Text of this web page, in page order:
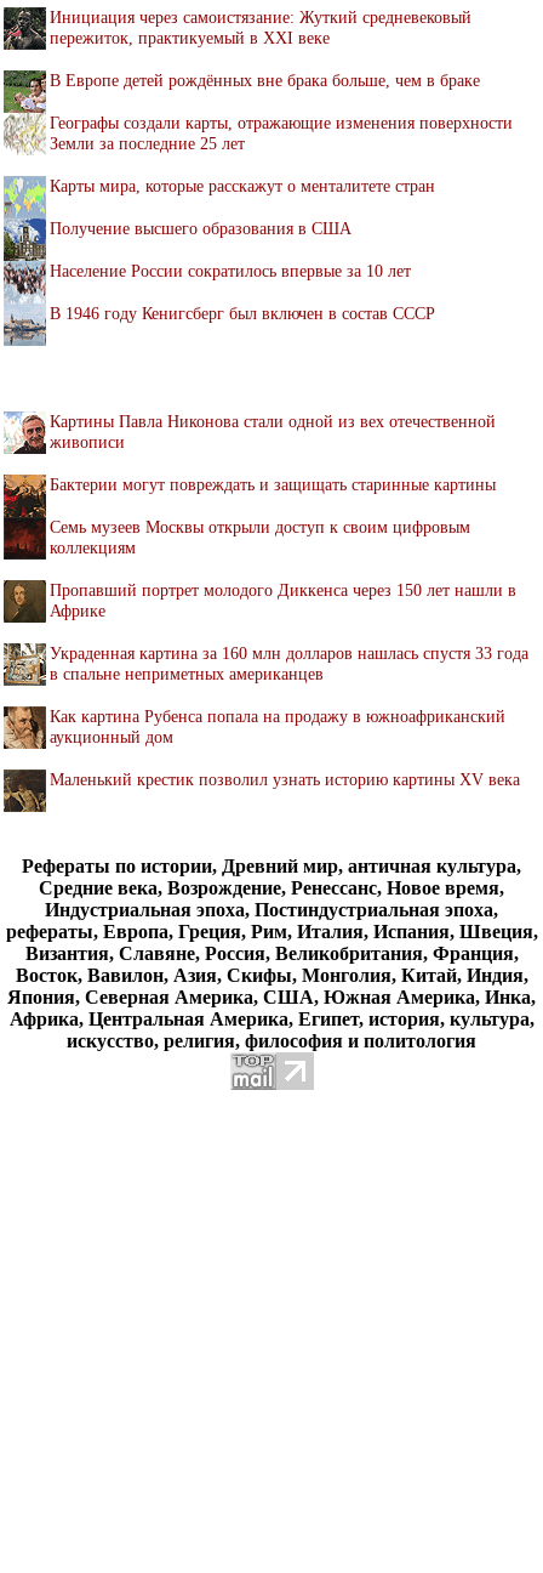
Инициация через самоистязание: Жуткий средневековый
пережиток, практикуемый в XXI веке
В Европе детей рождённых вне брака больше, чем в браке
Географы создали карты, отражающие изменения поверхности
Земли за последние 25 лет
Карты мира, которые расскажут о менталитете стран
Получение высшего образования в США
Население России сократилось впервые за 10 лет
В 1946 году Кенигсберг был включен в состав СССР
Картины Павла Никонова стали одной из вех отечественной
живописи
Бактерии могут повреждать и защищать старинные картины
Семь музеев Москвы открыли доступ к своим цифровым
коллекциям
Пропавший портрет молодого Диккенса через 150 лет нашли в
Африке
Украденная картина за 160 млн долларов нашлась спустя 33 года
в спальне неприметных американцев
Как картина Рубенса попала на продажу в южноафриканский
аукционный дом
Маленький крестик позволил узнать историю картины XV века
Рефераты по истории, Древний мир, античная культура,
Средние века, Возрождение, Ренессанс, Новое время,
Индустриальная эпоха, Постиндустриальная эпоха,
рефераты, Европа, Греция, Рим, Италия, Испания, Швеция,
Византия, Славяне, Россия, Великобритания, Франция,
Восток, Вавилон, Азия, Скифы, Монголия, Китай, Индия,
Япония, Северная Америка, США, Южная Америка, Инка,
Африка, Центральная Америка, Египет, история, культура,
искусство, религия, философия и политология